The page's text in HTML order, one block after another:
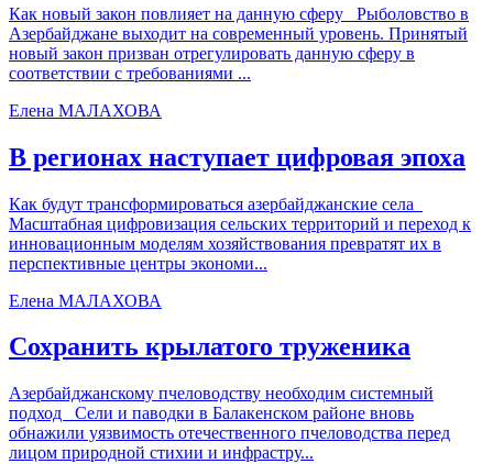
Как новый закон повлияет на данную сферу Рыболовство в
Азербайджане выходит на современный уровень. Принятый
новый закон призван отрегулировать данную сферу в
соответствии с требованиями ...
Елена МАЛАХОВА
В регионах наступает цифровая эпоха
Как будут трансформироваться азербайджанские села
Масштабная цифровизация сельских территорий и переход к
инновационным моделям хозяйствования превратят их в
перспективные центры экономи...
Елена МАЛАХОВА
Сохранить крылатого труженика
Азербайджанскому пчеловодству необходим системный
подход Сели и паводки в Балакенском районе вновь
обнажили уязвимость отечественного пчеловодства перед
лицом природной стихии и инфрастру...